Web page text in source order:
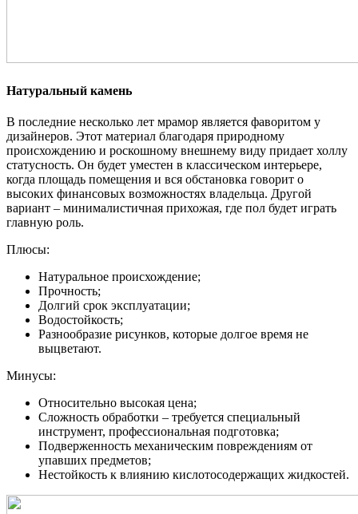
Натуральный камень
В последние несколько лет мрамор является фаворитом у
дизайнеров. Этот материал благодаря природному
происхождению и роскошному внешнему виду придает холлу
статусность. Он будет уместен в классическом интерьере,
когда площадь помещения и вся обстановка говорит о
высоких финансовых возможностях владельца. Другой
вариант – минималистичная прихожая, где пол будет играть
главную роль.
Плюсы:
Натуральное происхождение;
Прочность;
Долгий срок эксплуатации;
Водостойкость;
Разнообразие рисунков, которые долгое время не
выцветают.
Минусы:
Относительно высокая цена;
Сложность обработки – требуется специальный
инструмент, профессиональная подготовка;
Подверженность механическим повреждениям от
упавших предметов;
Нестойкость к влиянию кислотосодержащих жидкостей.